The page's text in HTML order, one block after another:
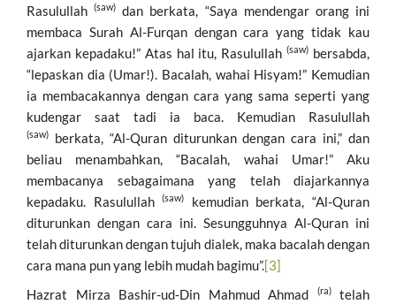
Rasulullah(saw) dan berkata, “Saya mendengar orang ini
membaca Surah Al-Furqan dengan cara yang tidak kau
ajarkan kepadaku!” Atas hal itu, Rasulullah(saw) bersabda,
“lepaskan dia (Umar!). Bacalah, wahai Hisyam!” Kemudian
ia membacakannya dengan cara yang sama seperti yang
kudengar saat tadi ia baca. Kemudian Rasulullah
(saw)
berkata, “Al-Quran diturunkan dengan cara ini,” dan
beliau menambahkan, “Bacalah, wahai Umar!” Aku
membacanya sebagaimana yang telah diajarkannya
kepadaku. Rasulullah(saw)
kemudian berkata, “Al-Quran
diturunkan dengan cara ini. Sesungguhnya Al-Quran ini
telah diturunkan dengan tujuh dialek, maka bacalah dengan
cara mana pun yang lebih mudah bagimu”.[3]
Hazrat Mirza Bashir-ud-Din Mahmud Ahmad
(ra)telah